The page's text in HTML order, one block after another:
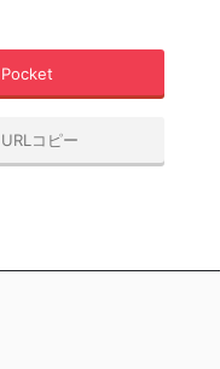
Pocket
URLコピー